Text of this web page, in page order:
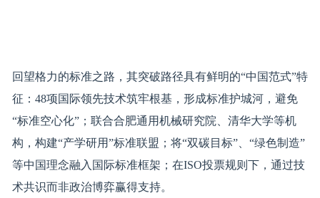
回望格力的标准之路，其突破路径具有鲜明的“中国范式”特
征：48项国际领先技术筑牢根基，形成标准护城河，避免
“标准空心化”；联合合肥通用机械研究院、清华大学等机
构，构建“产学研用”标准联盟；将“双碳目标”、“绿色制造”
等中国理念融入国际标准框架；在ISO投票规则下，通过技
术共识而非政治博弈赢得支持。